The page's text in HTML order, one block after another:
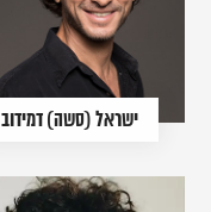
ישראל (סשה) דמידוב